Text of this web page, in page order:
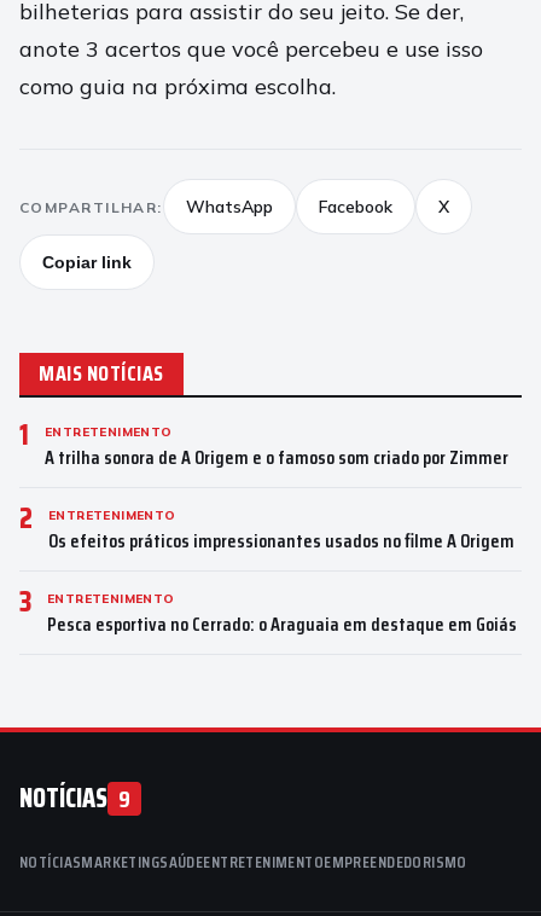
bilheterias para assistir do seu jeito. Se der,
anote 3 acertos que você percebeu e use isso
como guia na próxima escolha.
COMPARTILHAR: WhatsApp Facebook X
Copiar link
MAIS NOTÍCIAS
1 ENTRETENIMENTO
A trilha sonora de A Origem e o famoso som criado por Zimmer
2 ENTRETENIMENTO
Os efeitos práticos impressionantes usados no filme A Origem
3 ENTRETENIMENTO
Pesca esportiva no Cerrado: o Araguaia em destaque em Goiás
NOTÍCIAS 9
NOTÍCIASMARKETINGSAÚDEENTRETENIMENTOEMPREENDEDORISMO